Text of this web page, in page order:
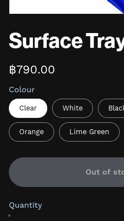
Surface
฿790.00
Colour
Clear White
Orange Lime Green
Out of
Quantity